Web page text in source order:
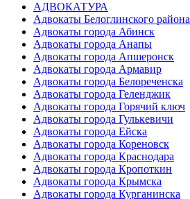
АДВОКАТУРА
Адвокаты Белоглинского района
Адвокаты города Абинск
Адвокаты города Анапы
Адвокаты города Апшеронск
Адвокаты города Армавир
Адвокаты города Белореченска
Адвокаты города Геленджик
Адвокаты города Горячий ключ
Адвокаты города Гулькевичи
Адвокаты города Ейска
Адвокаты города Кореновск
Адвокаты города Краснодара
Адвокаты города Кропоткин
Адвокаты города Крымска
Адвокаты города Курганинска